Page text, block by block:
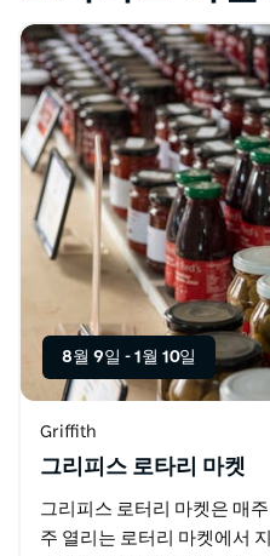
8월 9일 - 1월 10일
Griffith
그리피스 로타리 마켓
그리피스 로터리 마켓은 매
주 열리는 로터리 마켓에서